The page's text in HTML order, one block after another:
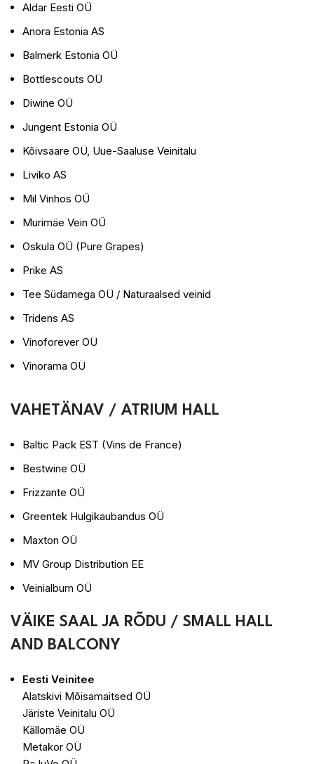
Aldar Eesti OÜ
Anora Estonia AS
Balmerk Estonia OÜ
Bottlescouts OÜ
Diwine OÜ
Jungent Estonia OÜ
Kõivsaare OÜ, Uue-Saaluse Veinitalu
Liviko AS
Mil Vinhos OÜ
Murimäe Vein OÜ
Oskula OÜ (Pure Grapes)
Prike AS
Tee Südamega OÜ / Naturaalsed veinid
Tridens AS
Vinoforever OÜ
Vinorama OÜ
VAHETÄNAV / ATRIUM HALL
Baltic Pack EST (Vins de France)
Bestwine OÜ
Frizzante OÜ
Greentek Hulgikaubandus OÜ
Maxton OÜ
MV Group Distribution EE
Veinialbum OÜ
VÄIKE SAAL JA RÕDU / SMALL HALL
AND BALCONY
Eesti Veinitee
Alatskivi Mõisamaitsed OÜ
Järiste Veinitalu OÜ
Källomäe OÜ
Metakor OÜ